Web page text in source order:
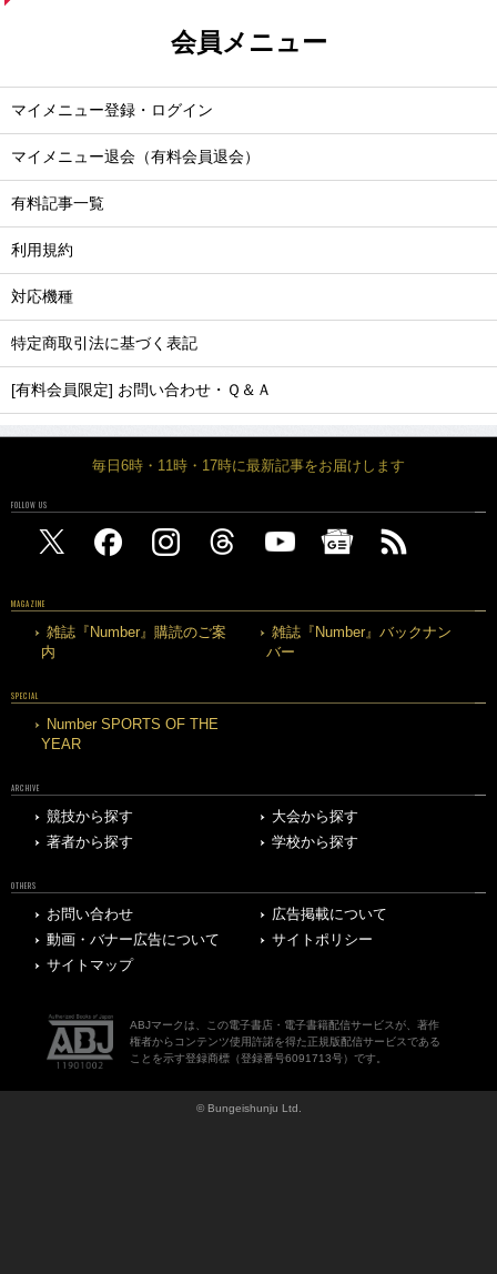
会員メニュー
マイメニュー登録・ログイン
マイメニュー退会（有料会員退会）
有料記事一覧
利用規約
対応機種
特定商取引法に基づく表記
[有料会員限定] お問い合わせ・Ｑ＆Ａ
毎日6時・11時・17時に最新記事をお届けします
FOLLOW US
MAGAZINE
雑誌『Number』購読のご案
内
雑誌『Number』バックナン
バー
SPECIAL
Number SPORTS OF THE
YEAR
ARCHIVE
競技から探す
大会から探す
著者から探す
学校から探す
OTHERS
お問い合わせ
広告掲載について
動画・バナー広告について
サイトポリシー
サイトマップ
ABJマークは、この電子書店・電子書籍配信サービスが、著作
権者からコンテンツ使用許諾を得た正規版配信サービスである
ことを示す登録商標（登録番号6091713号）です。
© Bungeishunju Ltd.